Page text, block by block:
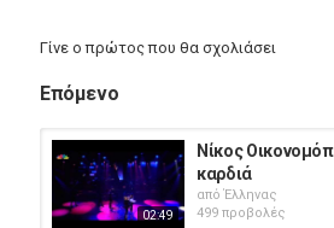
Γίνε ο πρώτος που θα σχολιάσει
Επόμενο
02:49
Νίκος
καρδιά
απόΈλληνας
499 προβολές